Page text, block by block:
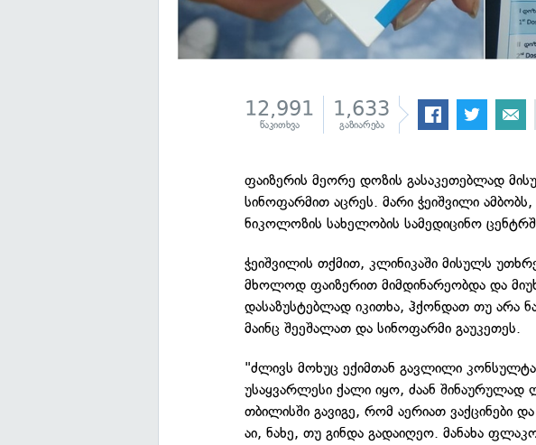
12,991
წაკითხვა
1,633
გაზიარება
ფაიზერის მეორე დოზის გასაკეთებლად
სინოფარმით აცრეს. მარი ჭეიშვილი
ნიკოლოზის სახელობის სამედიცინო
ჭეიშვილის თქმით, კლინიკაში მისულს
მხოლოდ ფაიზერით მიმდინარეობდა და
დასაზუსტებლად იკითხა, ჰქონდათ თუ არა
მაინც შეეშალათ და სინოფარმი გაუკეთეს.
"ძლივს მოხუც ექიმთან გავლილი
უსაყვარლესი ქალი იყო, ძაან შინაურულად
თბილისში გავიგე, რომ აერიათ ვაქცინები
აი, ნახე, თუ გინდა გადაიღეო. მანახა